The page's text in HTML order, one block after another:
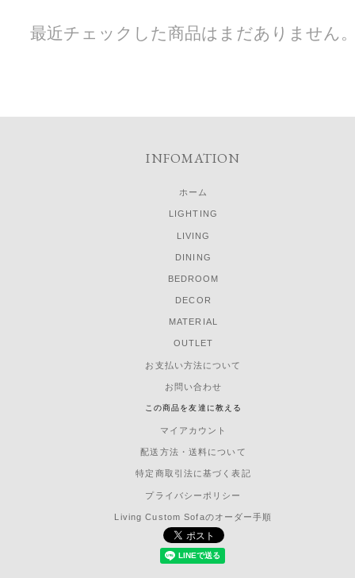
最近チェックした商品はまだありません
INFOMATION
ホーム
LIGHTING
LIVING
DINING
BEDROOM
DECOR
MATERIAL
OUTLET
お支払い方法について
お問い合わせ
この商品を友達に教える
マイアカウント
配送方法・送料について
特定商取引法に基づく表記
プライバシーポリシー
Living Custom Sofaのオーダー手順